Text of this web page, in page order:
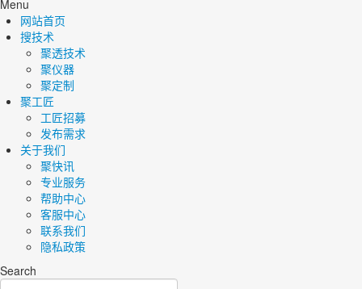
Menu
网站首页
搜技术
聚透技术
聚仪器
聚定制
聚工匠
工匠招募
发布需求
关于我们
聚快讯
专业服务
帮助中心
客服中心
联系我们
隐私政策
Search